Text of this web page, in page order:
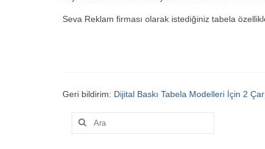
Seva Reklam firması olarak istediğiniz tabela
Geri bildirim: Dijital Baskı Tabela Modelleri İçin 2
Şunu